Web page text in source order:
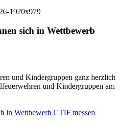
sich in Wettbewerb
und Kindergruppen ganz herzlich
und Kindergruppen am
in Wettbewerb CTIF messen